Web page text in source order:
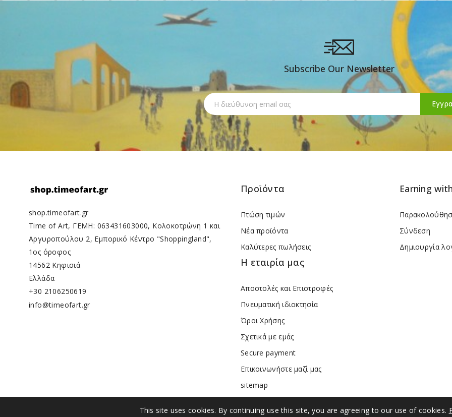
Subscribe Our Newsletter
shop.timeofart.gr
Time of Art, ΓΕΜΗ: 063431603000, Κολοκοτρώνη 1 και
Αργυροπούλου 2, Εμπορικό Κέντρο "Shoppingland",
1ος όροφος
14562 Κηφισιά
Ελλάδα
+30 2106250619
info@timeofart.gr
Προϊόντα
Πτώση τιμών
Νέα προϊόντα
Καλύτερες πωλήσεις
Η εταιρία μας
Αποστολές και Επιστροφές
Πνευματική ιδιοκτησία
Όροι Χρήσης
Σχετικά με εμάς
Secure payment
Επικοινωνήστε μαζί μας
sitemap
This site uses cookies. By continuing use this site, you are agreeing to our use of cookies.
Earning
Σύνδεση
Δημιουργία